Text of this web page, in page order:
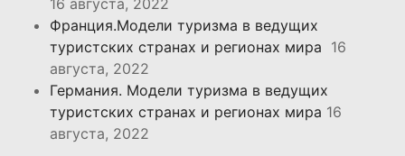
16 августа, 2022
Франция.Модели туризма в ведущих
туристских странах и регионах мира 16
августа, 2022
Германия. Модели туризма в ведущих
туристских странах и регионах мира 16
августа, 2022